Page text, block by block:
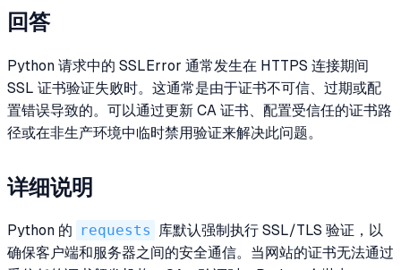
回答
Python 请求中的 SSLError 通常发生在 HTTPS 连接期间
SSL 证书验证失败时。这通常是由于证书不可信、过期或配
置错误导致的。可以通过更新 CA 证书、配置受信任的证书路
径或在非生产环境中临时禁用验证来解决此问题。
详细说明
Python 的 requests 库默认强制执行 SSL/TLS 验证，以
确保客户端和服务器之间的安全通信。当网站的证书无法通过